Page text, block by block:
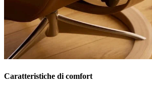
Caratteristiche di comfort